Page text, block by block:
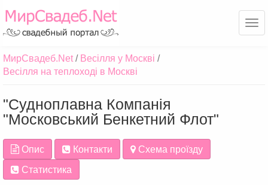
МирСвадеб.Net
Весілля у Москві
Весілля на теплоході в Москві
"Судноплавна Компанія
"Московський Бенкетний Флот"
Опис Контакти
Схема проїзду
Статистика